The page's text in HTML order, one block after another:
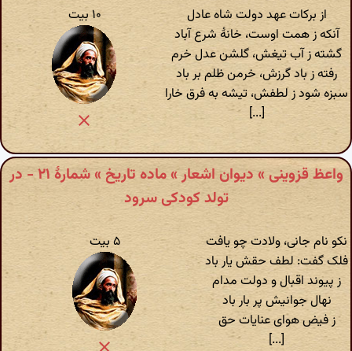
از برکات عهد دولت شاه عادل
آنکه ز همت اوست، خانهٔ شرع آباد
گشته ز آب تیغش، گلشن عدل خرم
رفته ز باد گرزش، خرمن ظلم بر باد
سبزه شود ز لطفش، تیشه به فرق خارا
[...]
۱۰ بیت
واعظ قزوینی » دیوان اشعار » ماده تاریخ » شمارهٔ ۲۱ - در
تولد کودکی سرود
نکو نام جانی، ولادت چو یافت
فلک گفت: لطف حقش یار باد
ز پیوند اقبال و دولت مدام
نهال جوانیش پر بار باد
ز فیض هوای عنایات حق
[...]
۵ بیت